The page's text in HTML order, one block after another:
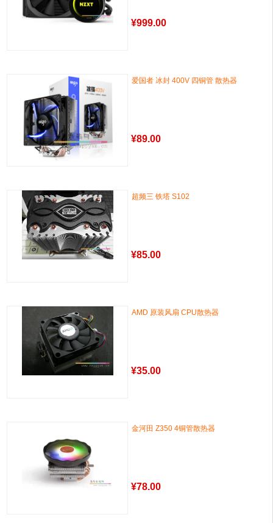
¥999.00
爱国者 冰封 400V 四铜管 散热器
¥89.00
超频三 铁塔 S102
¥85.00
AMD 原装风扇 CPU散热器
¥35.00
金河田 Z350 4铜管散热器
¥78.00